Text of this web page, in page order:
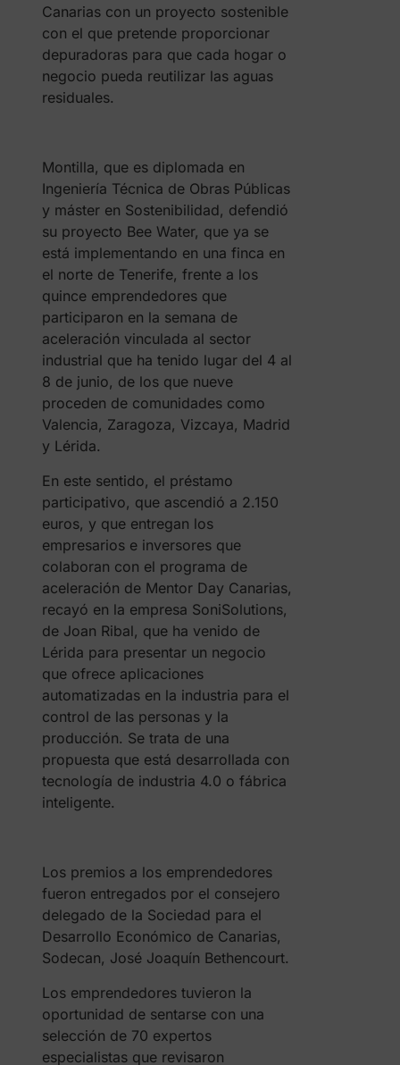
Canarias con un proyecto sostenible
con el que pretende proporcionar
depuradoras para que cada hogar o
negocio pueda reutilizar las aguas
residuales.
Montilla, que es diplomada en
Ingeniería Técnica de Obras Públicas
y máster en Sostenibilidad, defendió
su proyecto Bee Water, que ya se
está implementando en una finca en
el norte de Tenerife, frente a los
quince emprendedores que
participaron en la semana de
aceleración vinculada al sector
industrial que ha tenido lugar del 4 al
8 de junio, de los que nueve
proceden de comunidades como
Valencia, Zaragoza, Vizcaya, Madrid
y Lérida.
En este sentido, el préstamo
participativo, que ascendió a 2.150
euros, y que entregan los
empresarios e inversores que
colaboran con el programa de
aceleración de Mentor Day Canarias,
recayó en la empresa SoniSolutions,
de Joan Ribal, que ha venido de
Lérida para presentar un negocio
que ofrece aplicaciones
automatizadas en la industria para el
control de las personas y la
producción. Se trata de una
propuesta que está desarrollada con
tecnología de industria 4.0 o fábrica
inteligente.
Los premios a los emprendedores
fueron entregados por el consejero
delegado de la Sociedad para el
Desarrollo Económico de Canarias,
Sodecan, José Joaquín Bethencourt.
Los emprendedores tuvieron la
oportunidad de sentarse con una
selección de 70 expertos
especialistas que revisaron